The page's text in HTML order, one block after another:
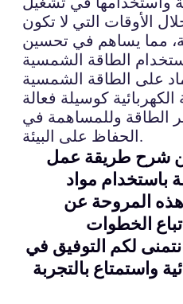
الأوقات التي لا تكون
مما يساهم في تحسين
على الطاقة الشمسية
كوسيلة فعالة
الطاقة وللمساهمة في
الحفاظ على البيئة.
من شرح طريقة عمل
باستخدام مواد
المروحة عن
الخطوات
لكم التوفيق في
واستمتاع بالتجربة